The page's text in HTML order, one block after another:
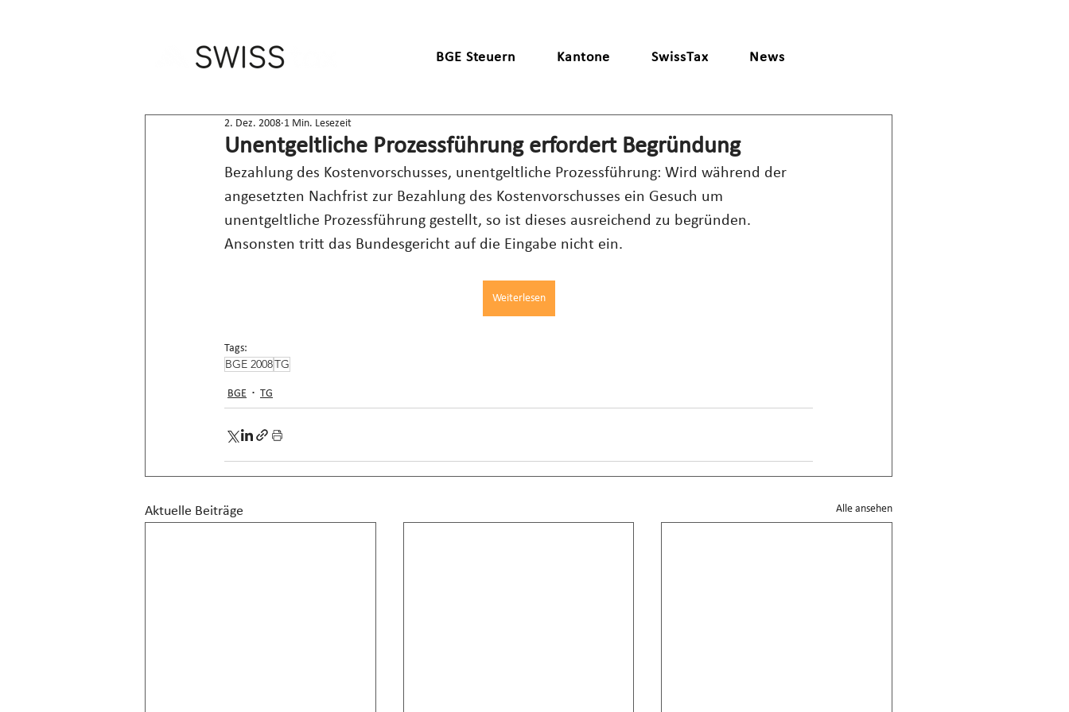
BGE Steuern Kantone SwissTax News
Unentgeltliche Prozessführung erfordert Begründung
2. Dez. 2008 1 Min. Lesezeit
Bezahlung des Kostenvorschusses, unentgeltliche Prozessführung: Wird während der
angesetzten Nachfrist zur Bezahlung des Kostenvorschusses ein Gesuch um
unentgeltliche Prozessführung gestellt, so ist dieses ausreichend zu begründen.
Ansonsten tritt das Bundesgericht auf die Eingabe nicht ein.
Weiterlesen
Tags:
BGE 2008TG
BGE TG
Aktuelle Beiträge Alle ansehen